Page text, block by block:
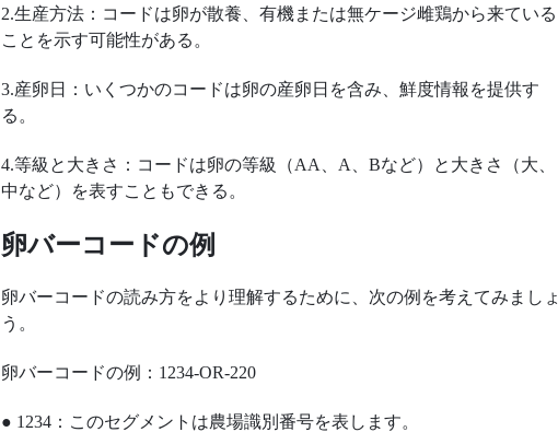
2.生産方法：コードは卵が散養、有機または無ケージ雌鶏から来ている
ことを示す可能性がある。
3.産卵日：いくつかのコードは卵の産卵日を含み、鮮度情報を提供す
る。
4.等級と大きさ：コードは卵の等級（AA、A、Bなど）と大きさ（大、
中など）を表すこともできる。
卵バーコードの例
卵バーコードの読み方をより理解するために、次の例を考えてみましょ
う。
卵バーコードの例：1234-OR-220
● 1234：このセグメントは農場識別番号を表します。